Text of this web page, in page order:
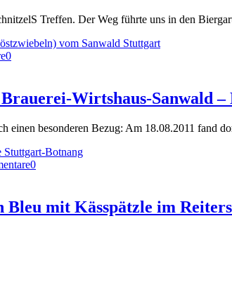
Treffen. Der Weg führte uns in den
0
Wirtshaus-Sanwald
einen besonderen Bezug: Am 18.08.2011 fand
0
mit Kässpätzle im